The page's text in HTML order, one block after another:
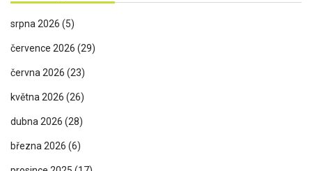
srpna 2026 (5)
července 2026 (29)
června 2026 (23)
května 2026 (26)
dubna 2026 (28)
března 2026 (6)